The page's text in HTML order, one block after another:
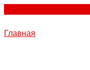
Главная